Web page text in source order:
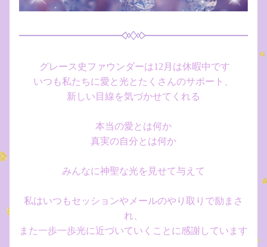
グレース史ファウンダーは12月は休暇中です
いつも私たちに愛と光とたくさんのサポート、
新しい目線を気づかせてくれる
本当の愛とは何か
真実の自分とは何か
みんなに神聖な光を見せて与えて
私はいつもセッションやメールのやり取りで励まさ
れ、
また一歩一歩光に近づいていくことに感謝しています